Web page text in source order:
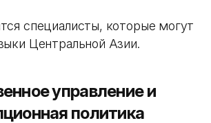
специалисты, которые могут
Центральной Азии.
управление и
политика